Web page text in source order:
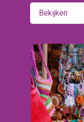
Bekijken